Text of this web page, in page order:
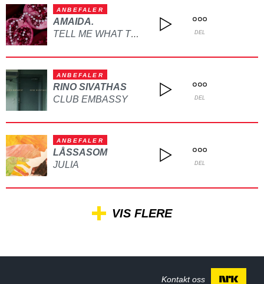
ANBEFALER
AMAIDA.
TELL ME WHAT TO DO DEL
ANBEFALER
RINO SIVATHAS
CLUB EMBASSY
DEL
ANBEFALER
LÅSSASOM
JULIA
DEL
VIS FLERE
Kontakt oss